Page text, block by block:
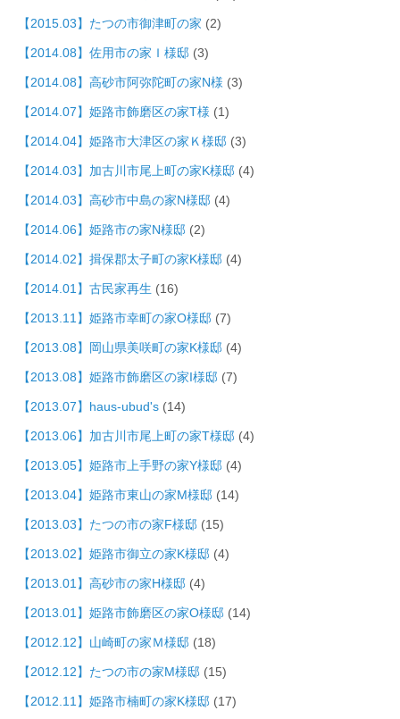
【2015.03】たつの市御津町の家 (2)
【2014.08】佐用市の家Ｉ様邸 (3)
【2014.08】高砂市阿弥陀町の家N様 (3)
【2014.07】姫路市飾磨区の家T様 (1)
【2014.04】姫路市大津区の家Ｋ様邸 (3)
【2014.03】加古川市尾上町の家K様邸 (4)
【2014.03】高砂市中島の家N様邸 (4)
【2014.06】姫路市の家N様邸 (2)
【2014.02】揖保郡太子町の家K様邸 (4)
【2014.01】古民家再生 (16)
【2013.11】姫路市幸町の家O様邸 (7)
【2013.08】岡山県美咲町の家K様邸 (4)
【2013.08】姫路市飾磨区の家I様邸 (7)
【2013.07】haus-ubud's (14)
【2013.06】加古川市尾上町の家T様邸 (4)
【2013.05】姫路市上手野の家Y様邸 (4)
【2013.04】姫路市東山の家M様邸 (14)
【2013.03】たつの市の家F様邸 (15)
【2013.02】姫路市御立の家K様邸 (4)
【2013.01】高砂市の家H様邸 (4)
【2013.01】姫路市飾磨区の家O様邸 (14)
【2012.12】山崎町の家Ｍ様邸 (18)
【2012.12】たつの市の家M様邸 (15)
【2012.11】姫路市楠町の家K様邸 (17)